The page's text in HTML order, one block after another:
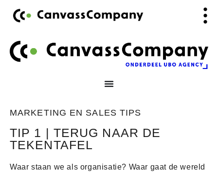
inhoud
naar
inhoud
MARKETING EN SALES TIPS
TIP 1 | TERUG NAAR DE
TEKENTAFEL
Waar staan we als organisatie? Waar gaat de wereld